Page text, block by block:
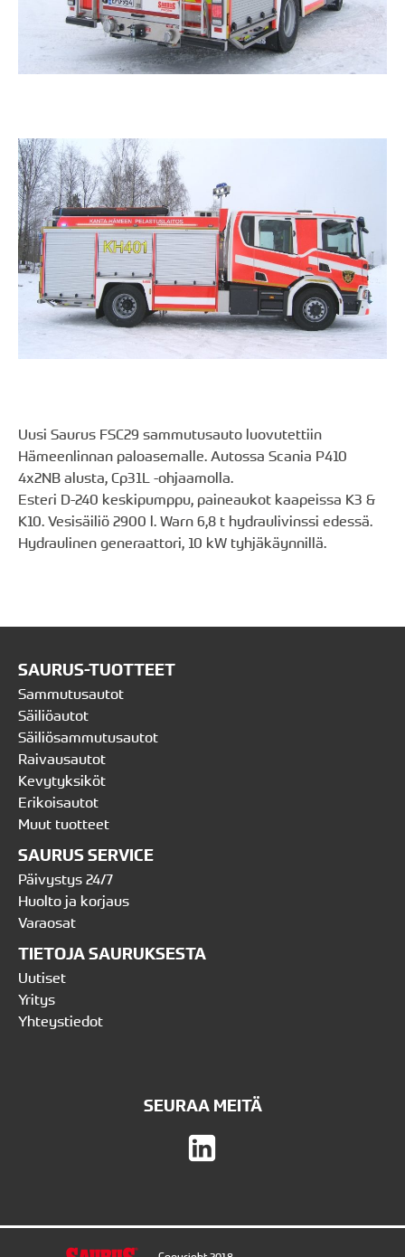
Uusi Saurus FSC29 sammutusauto luovutettiin
Hämeenlinnan paloasemalle. Autossa Scania P410
4x2NB alusta, Cp31L -ohjaamolla.
Esteri D-240 keskipumppu, paineaukot kaapeissa K3 &
K10. Vesisäiliö 2900 l. Warn 6,8 t hydraulivinssi edessä.
Hydraulinen generaattori, 10 kW tyhjäkäynnillä.
SAURUS-TUOTTEET
Sammutusautot
Säiliöautot
Säiliösammutusautot
Raivausautot
Kevytyksiköt
Erikoisautot
Muut tuotteet
SAURUS SERVICE
Päivystys 24/7
Huolto ja korjaus
Varaosat
TIETOJA SAURUKSESTA
Uutiset
Yritys
Yhteystiedot
SEURAA MEITÄ